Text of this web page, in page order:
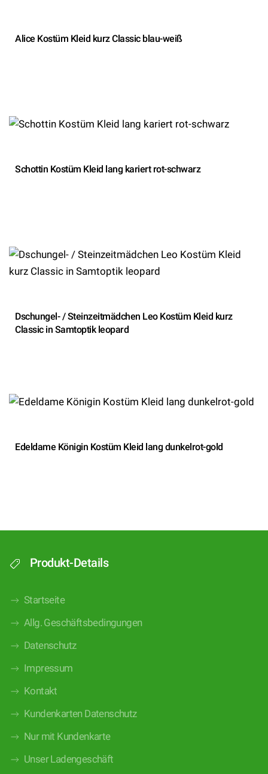
Alice Kostüm Kleid kurz Classic blau-weiß
Schottin Kostüm Kleid lang kariert rot-schwarz
Dschungel- / Steinzeitmädchen Leo Kostüm Kleid kurz
Classic in Samtoptik leopard
Edeldame Königin Kostüm Kleid lang dunkelrot-gold
Produkt-Details
Startseite
Allg. Geschäftsbedingungen
Datenschutz
Impressum
Kontakt
Kundenkarten Datenschutz
Nur mit Kundenkarte
Unser Ladengeschäft